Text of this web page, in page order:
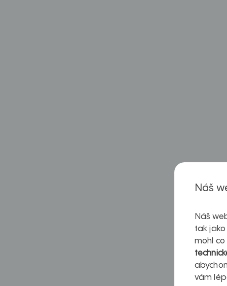
Náš
Náš
tak
mohl
vám